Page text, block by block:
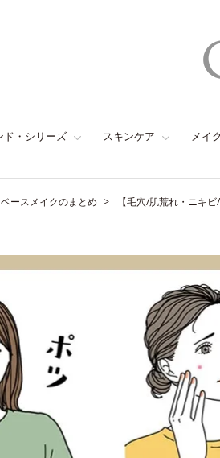
ド・シリーズ スキンケア メイク
ベースメイクのまとめ 【毛穴/肌荒れ・ニキ